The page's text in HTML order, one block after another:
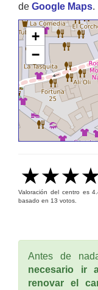
de Google Maps.
+
−
Valoración del centro es
basado en 13 votos.
Antes de
necesario ir
renovar el